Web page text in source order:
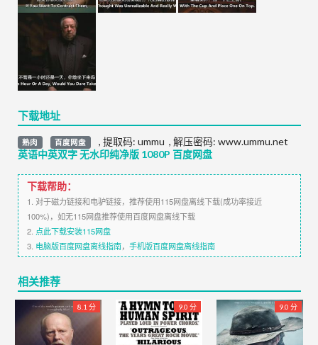
下载地址
熟肉 百度网盘
英语中英双字 无水印纯净版 1080P 百度网盘
, 提取码: ummu , 解压密码: www.ummu.net
下载帮助：
1. 对于磁力链接和电驴链接，推荐使用115网盘离线下载(成功率接近
100%)，如无115网盘推荐使用百度网盘离线下载
2. 点此下载安装115网盘
3. 电脑版百度网盘离线指南， 手机版百度网盘离线指南
相关推荐
8.1 分 9.0 分 9.0 分